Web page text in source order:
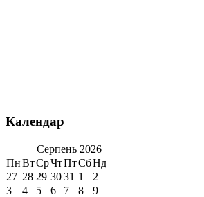
Календар
Серпень 2026
ПнВтСрЧтПтСбНд
27 28 29 3031 1
2
3
4 5 6 7 8
9